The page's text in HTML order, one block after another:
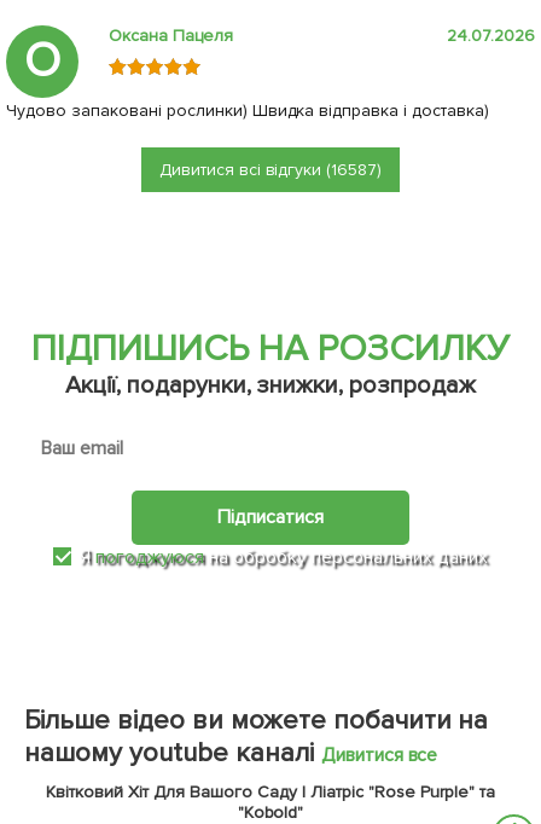
О Оксана Пацеля 24.07.2026
Чудово запаковані рослинки) Швидка відправка і доставка)
Дивитися всі відгуки (16587)
ПІДПИШИСЬ НА РОЗСИЛКУ
Акції, подарунки, знижки, розпродаж
Підписатися
Япогоджуюся на обробку персональних даних
Більше відео ви можете побачити на
нашому youtube каналі Дивитися все
Квітковий Хіт Для Вашого Саду | Ліатріс "Rose Purple" та
"Kobold"